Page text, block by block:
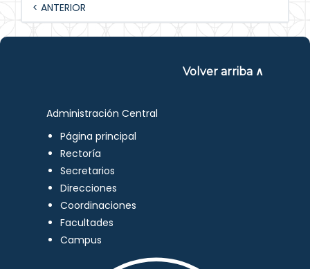
< ANTERIOR
Volver arriba ∧
Administración Central
Página principal
Rectoría
Secretarios
Direcciones
Coordinaciones
Facultades
Campus